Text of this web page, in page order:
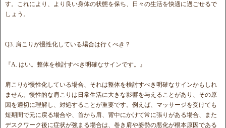
す。これにより、より良い身体の状態を保ち、日々の生活を快適に過ごせるで
しょう。
Q3. 肩こりが慢性化している場合は行くべき？
『A. はい。整体を検討すべき明確なサインです。』
肩こりが慢性化している場合、それは整体を検討すべき明確なサインかもしれ
ません。慢性的な肩こりは日常生活に大きな影響を与えることがあり、その原
因を適切に理解し、対処することが重要です。例えば、マッサージを受けても
短期間で元に戻る場合や、首から肩、背中にかけて常に張りがある場合、また
デスクワーク後に症状が強まる場合は、巻き肩や姿勢の悪化が根本原因である